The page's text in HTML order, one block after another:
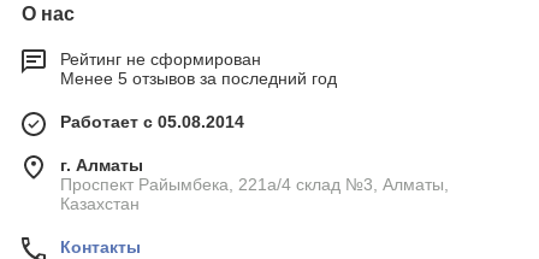
О нас
Рейтинг не сформирован
Менее 5 отзывов за последний год
Работает с 05.08.2014
г. Алматы
Проспект Райымбека, 221а/4 склад №3, Алматы,
Казахстан
Контакты